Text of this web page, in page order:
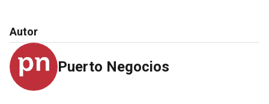
Autor
Puerto Negocios